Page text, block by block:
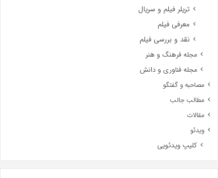
تریلر فیلم و سریال
معرفی فیلم
نقد و بررسی فیلم
مجله فرهنگ و هنر
مجله فناوری و دانش
مصاحبه و گفتگو
مطالب جالب
مقالات
ویدئو
کلیپ ویدئویی